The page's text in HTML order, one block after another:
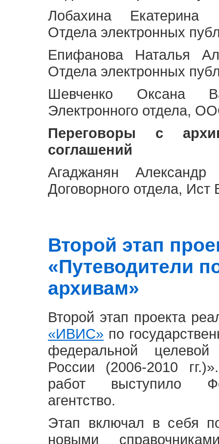
Лобахина Екатерина
Отдела электронных
Епифанова Наталья
Отдела электронных
Шевченко Оксана
Электронного отдела,
Переговоры с
соглашений
Агаджанян Александр
Договорного отдела,
Второй этап
«Путеводители
архивам»
Второй этап проекта
«ИВИС» по
федеральной
России (2006-2010
работ выступило
агентство.
Этап включал в себя
новыми